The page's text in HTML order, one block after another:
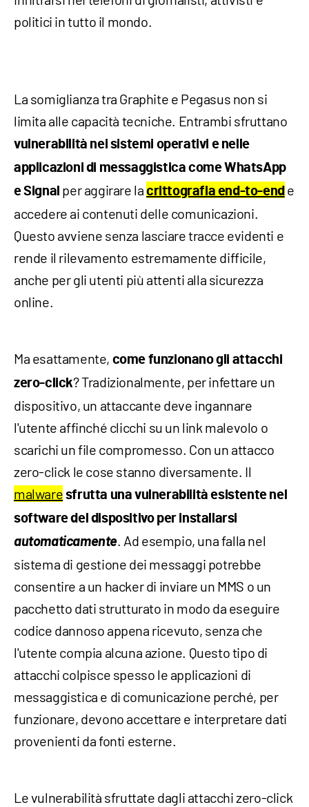
politici in tutto il mondo.
La somiglianza tra Graphite e Pegasus non si
limita alle capacità tecniche. Entrambi sfruttano
vulnerabilità nei sistemi operativi e nelle
applicazioni di messaggistica come WhatsApp
e Signal per aggirare lacrittografia end-to-ende
accedere ai contenuti delle comunicazioni.
Questo avviene senza lasciare tracce evidenti e
rende il rilevamento estremamente difficile,
anche per gli utenti più attenti alla sicurezza
online.
Ma esattamente, come funzionano gli attacchi
zero-click? Tradizionalmente, per infettare un
dispositivo, un attaccante deve ingannare
l'utente affinché clicchi su un link malevolo o
scarichi un file compromesso. Con un attacco
zero-click le cose stanno diversamente. Il
malware sfrutta una vulnerabilità esistente nel
software del dispositivo per installarsi
automaticamente. Ad esempio, una falla nel
sistema di gestione dei messaggi potrebbe
consentire a un hacker di inviare un MMS o un
pacchetto dati strutturato in modo da eseguire
codice dannoso appena ricevuto, senza che
l'utente compia alcuna azione. Questo tipo di
attacchi colpisce spesso le applicazioni di
messaggistica e di comunicazione perché, per
funzionare, devono accettare e interpretare dati
provenienti da fonti esterne.
Le vulnerabilità sfruttate dagli attacchi zero-click